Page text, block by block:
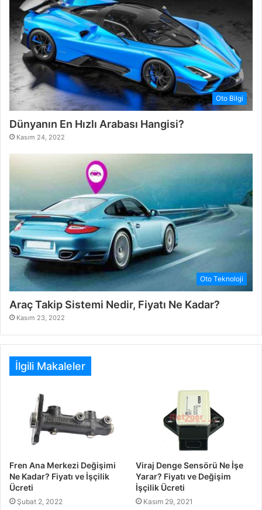
Oto Bilgi
Dünyanın En Hızlı Arabası Hangisi?
Kasım 24, 2022
Oto Teknoloji
Araç Takip Sistemi Nedir, Fiyatı Ne Kadar?
Kasım 23, 2022
İlgili Makaleler
Fren Ana Merkezi Değişimi
Ne Kadar? Fiyatı ve İşçilik
Ücreti
Şubat 2, 2022
Viraj Denge Sensörü Ne İşe
Yarar? Fiyatı ve Değişim
İşçilik Ücreti
Kasım 29, 2021